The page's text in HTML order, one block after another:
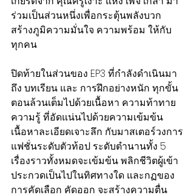
ร่วมเป็นส่วนหนึ่งเพื่อกระตุ้นพลังบวก
สร้างภูมิความมั่นใจ ความพร้อม ให้กับ
ทุกคน
ปิดท้ายในส่วนของ EP3 ที่กำลังดำเนินมา
ถึง บทเรียน และ การฝึกอย่างหนัก ทุกขั้น
ตอนล้วนเต็มไปด้วยเนื้อหา ความท้าทาย
ความรู้ ที่อัดแน่นไปด้วยความเข้มข้น
เนื้อหาละเอียดเจาะลึก กับมาสเตอร์วงการ
แฟชั่นระดับตัวท้อป ระดับตำนานทั้ง 5
เรื่องราวทั้งหมดจะเข้มข้น พลิกชีวิตผู้เข้า
ประกวดเป็นไปในทิศทางใด และกฏของ
การคัดเลือก คัดออก จะสร้างความตื่น